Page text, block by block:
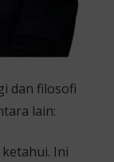
dan filosofi
lain:
Ini